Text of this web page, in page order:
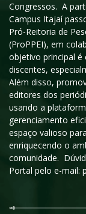
Congressos. A
Campus Itajaí
Pró-Reitoria de
(ProPPEI), em
objetivo principal é
discentes,
Além disso,
editores dos
usando a
gerenciamento
espaço valioso
enriquecendo o
comunidade.
Portal pelo e-mail: